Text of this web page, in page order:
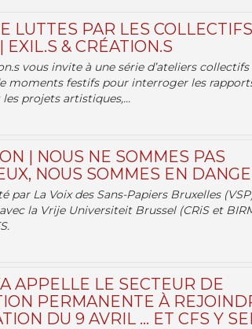
LUTTES PAR LES
EXIL.S & CRÉATION.S
vous invite à une série d’ateliers
moments festifs pour interroger les
projets artistiques,...
| NOUS NE SOMMES PAS
NOUS SOMMES EN
par La Voix des Sans-Papiers Bruxelles
la Vrije Universiteit Brussel (CRiS et
APPELLE LE SECTEUR DE
PERMANENTE À
DU 9 AVRIL … ET CFS Y